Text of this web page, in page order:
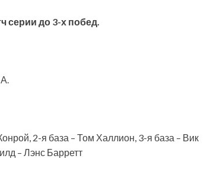
серии до 3-х побед.
2-я база – Том Халлион, 3-я база – Вик
– Лэнс Барретт